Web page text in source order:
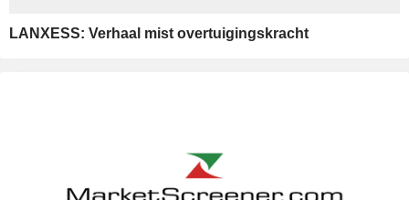
LANXESS: Verhaal mist overtuigingskracht